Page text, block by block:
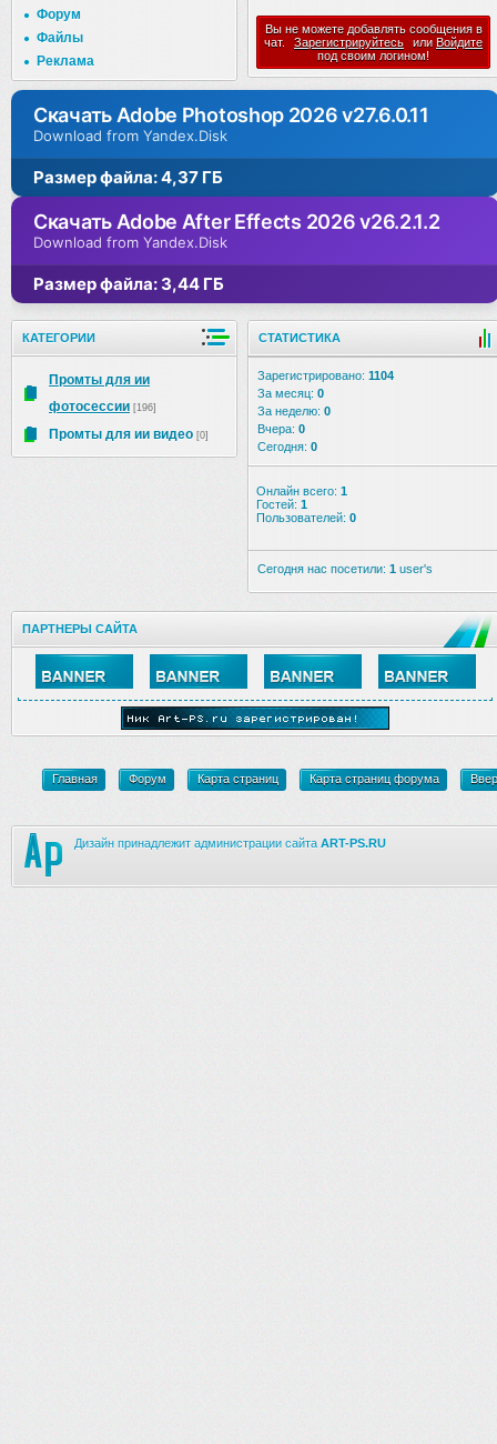
Форум
Файлы
Реклама
Вы не можете добавлять сообщения в
чат.
Зарегистрируйтесь или Войдите
под своим логином!
Скачать Adobe Photoshop 2026 v27.6.0.11
Download from Yandex.Disk
Размер файла: 4,37 ГБ
Скачать Adobe After Effects 2026 v26.2.1.2
Download from Yandex.Disk
Размер файла: 3,44 ГБ
КАТЕГОРИИ
Промты для ии
фотосессии [196]
Промты для ии видео [0]
СТАТИСТИКА
Зарегистрировано: 1104
За месяц: 0
За неделю: 0
Вчера: 0
Сегодня: 0
Онлайн всего: 1
Гостей: 1
Пользователей: 0
Сегодня нас посетили: 1 user's
ПАРТНЕРЫ САЙТА
Главная Форум Карта страниц Карта страниц форума
Дизайн принадлежит администрации сайта ART-PS.RU